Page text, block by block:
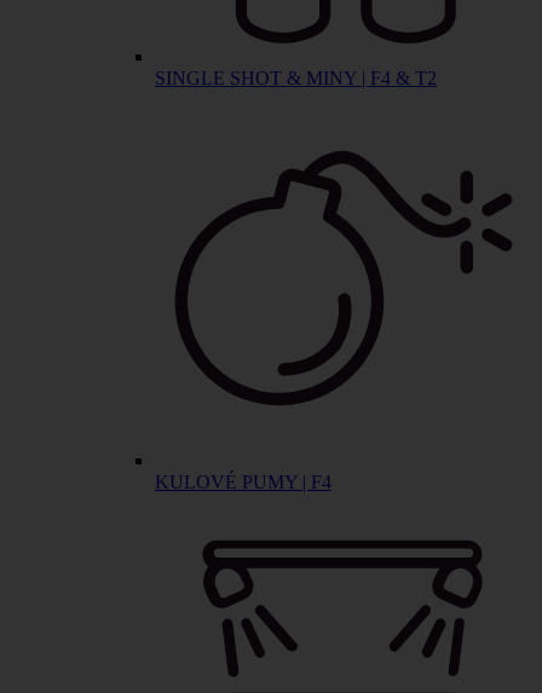
SINGLE SHOT & MINY | F4 & T2
KULOVÉ PUMY | F4